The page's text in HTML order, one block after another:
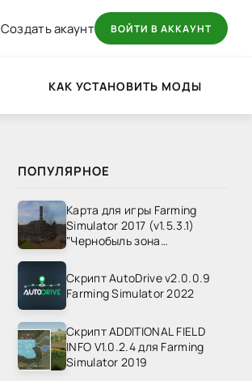
Создать акаунт ВОЙТИ В АККАУНТ
КАК УСТАНОВИТЬ МОДЫ
ПОПУЛЯРНОЕ
Карта для игры Farming
Simulator 2017 (v1.5.3.1)
"Чернобыль зона
Скрипт AutoDrive v2.0.0.9
Farming Simulator 2022
Скрипт ADDITIONAL FIELD
INFO V1.0.2.4 для Farming
Simulator 2019